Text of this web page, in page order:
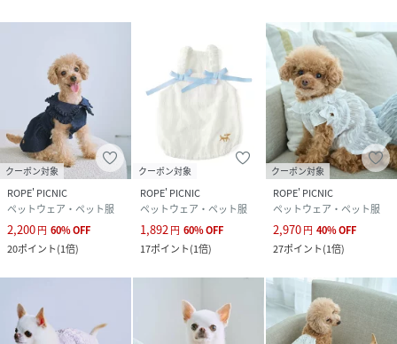
クーポン対象
ROPE' PICNIC
ペットウェア・ペット服
2,200円 60%OFF
20ポイント(1倍)
クーポン対象
ROPE' PICNIC
ペットウェア・ペット服
1,892円 60%OFF
17ポイント(1倍)
クーポン対象
ROPE' PICNIC
ペットウェア・ペット服
2,970円 40%OFF
27ポイント(1倍)